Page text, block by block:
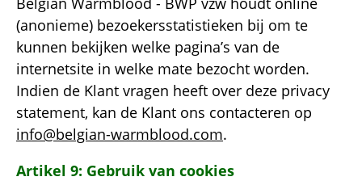
(anonieme) bezoekersstatistieken bij om te
kunnen bekijken welke pagina’s van de
internetsite in welke mate bezocht worden.
Indien de Klant vragen heeft over deze privacy
statement, kan de Klant ons contacteren op
info@belgian-warmblood.com.
Artikel 9: Gebruik van cookies